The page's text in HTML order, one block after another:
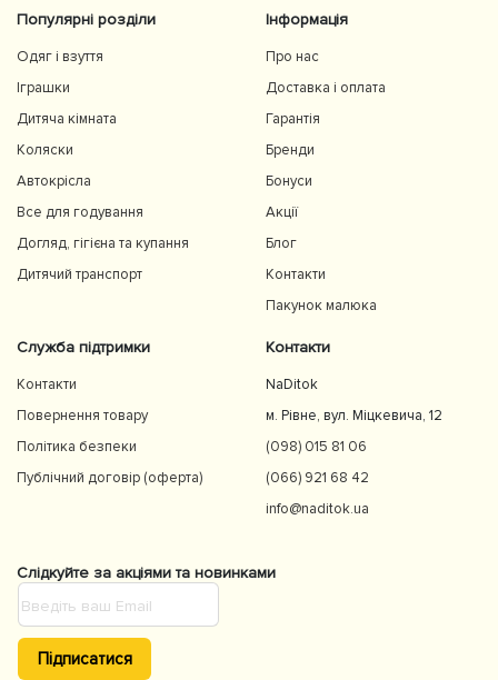
Популярні розділи
Одяг і взуття
Іграшки
Дитяча кімната
Коляски
Автокрісла
Все для годування
Догляд, гігієна та купання
Дитячий транспорт
Інформація
Про нас
Доставка і оплата
Гарантія
Бренди
Бонуси
Акції
Блог
Контакти
Пакунок малюка
Служба підтримки
Контакти
Повернення товару
Політика безпеки
Публічний договір (оферта)
Контакти
NaDitok
м. Рівне, вул. Міцкевича, 12
(098) 015 81 06
(066) 921 68 42
info@naditok.ua
Слідкуйте за акціями та новинками
Підписатися